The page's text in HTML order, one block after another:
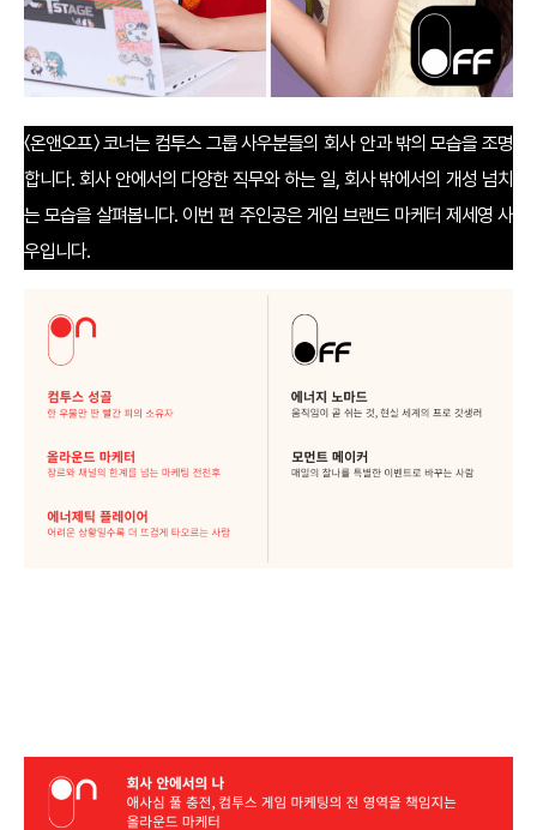
〈온앤오프〉 코너는 컴투스 그룹 사우분들의 회사 안과 밖의 모습을 조명
합니다. 회사 안에서의 다양한 직무와 하는 일, 회사 밖에서의 개성 넘치
는 모습을 살펴봅니다. 이번 편 주인공은 게임 브랜드 마케터 제세영 사
우입니다.